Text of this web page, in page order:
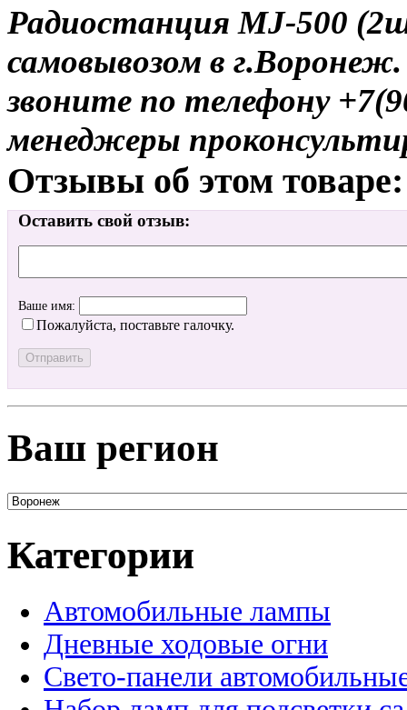
Радиостанция MJ-500
самовывозом в
звоните по телефону
менеджеры
Отзывы об этом товаре:
Оставить свой отзыв:
Ваше имя:
Пожалуйста, поставьте галочку.
Ваш регион
Категории
Автомобильные лампы
Дневные ходовые огни
Свето-панели